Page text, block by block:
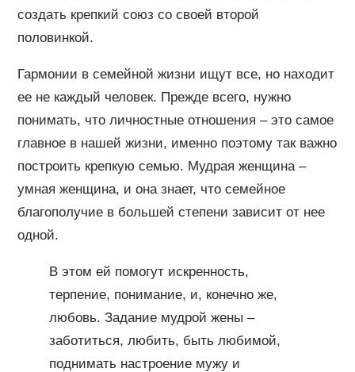
создать крепкий союз со своей второй
половинкой.
Гармонии в семейной жизни ищут все, но находит
ее не каждый человек. Прежде всего, нужно
понимать, что личностные отношения – это самое
главное в нашей жизни, именно поэтому так важно
построить крепкую семью. Мудрая женщина –
умная женщина, и она знает, что семейное
благополучие в большей степени зависит от нее
одной.
В этом ей помогут искренность,
терпение, понимание, и, конечно же,
любовь. Задание мудрой жены –
заботиться, любить, быть любимой,
поднимать настроение мужу и